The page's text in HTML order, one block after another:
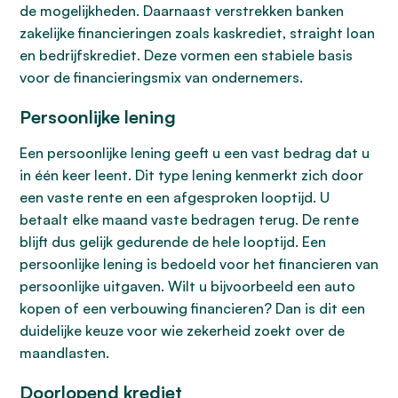
de mogelijkheden. Daarnaast verstrekken banken
zakelijke financieringen zoals kaskrediet, straight loan
en bedrijfskrediet. Deze vormen een stabiele basis
voor de financieringsmix van ondernemers.
Persoonlijke lening
Een persoonlijke lening geeft u een vast bedrag dat u
in één keer leent. Dit type lening kenmerkt zich door
een vaste rente en een afgesproken looptijd. U
betaalt elke maand vaste bedragen terug. De rente
blijft dus gelijk gedurende de hele looptijd. Een
persoonlijke lening is bedoeld voor het financieren van
persoonlijke uitgaven. Wilt u bijvoorbeeld een auto
kopen of een verbouwing financieren? Dan is dit een
duidelijke keuze voor wie zekerheid zoekt over de
maandlasten.
Doorlopend krediet